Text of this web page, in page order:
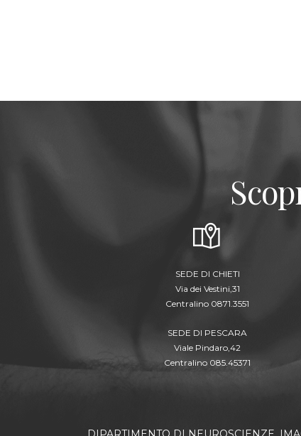
SEDE DI CHIETI
Via dei Vestini,31
Centralino 0871.3551
SEDE DI PESCARA
Viale Pindaro,42
Centralino 085.45371